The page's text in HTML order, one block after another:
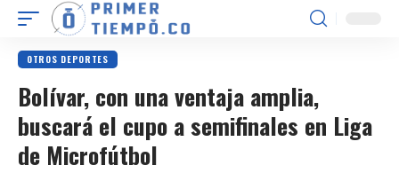
OTROS DEPORTES
Bolívar, con una ventaja amplia,
buscará el cupo a semifinales en Liga
de Microfútbol